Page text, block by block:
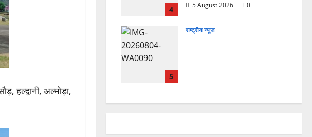
हल्द्वानी, अल्मोड़ा,
4 5 August 2026 0
5
राष्ट्रीय न्यूज